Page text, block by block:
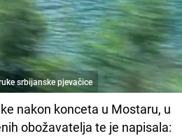
srbijanske pjevačice
nakon konceta u Mostaru, u
obožavatelja te je napisala: